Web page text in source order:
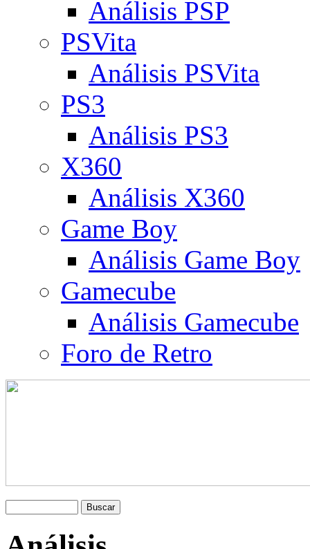
Análisis PSP
PSVita
Análisis PSVita
PS3
Análisis PS3
X360
Análisis X360
Game Boy
Análisis Game Boy
Gamecube
Análisis Gamecube
Foro de Retro